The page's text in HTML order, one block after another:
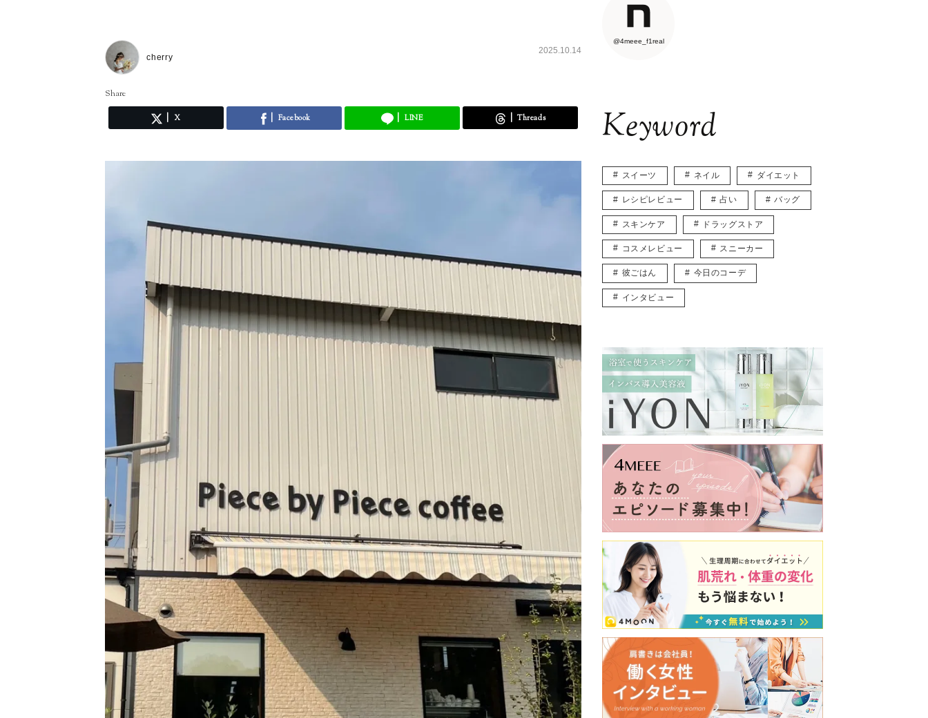
cherry
2025.10.14
Share
X Facebook LINE Threads
@4meee_f1real
Keyword
スイーツ ネイル ダイエット
レシピレビュー 占い バッグ
スキンケア ドラッグストア
コスメレビュー スニーカー
彼ごはん 今日のコーデ
インタビュー